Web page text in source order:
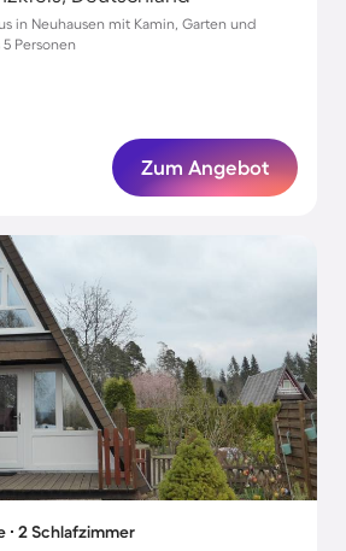
in Neuhausen mit Kamin, Garten und
Personen
Zum Angebot
∙ 2 Schlafzimmer